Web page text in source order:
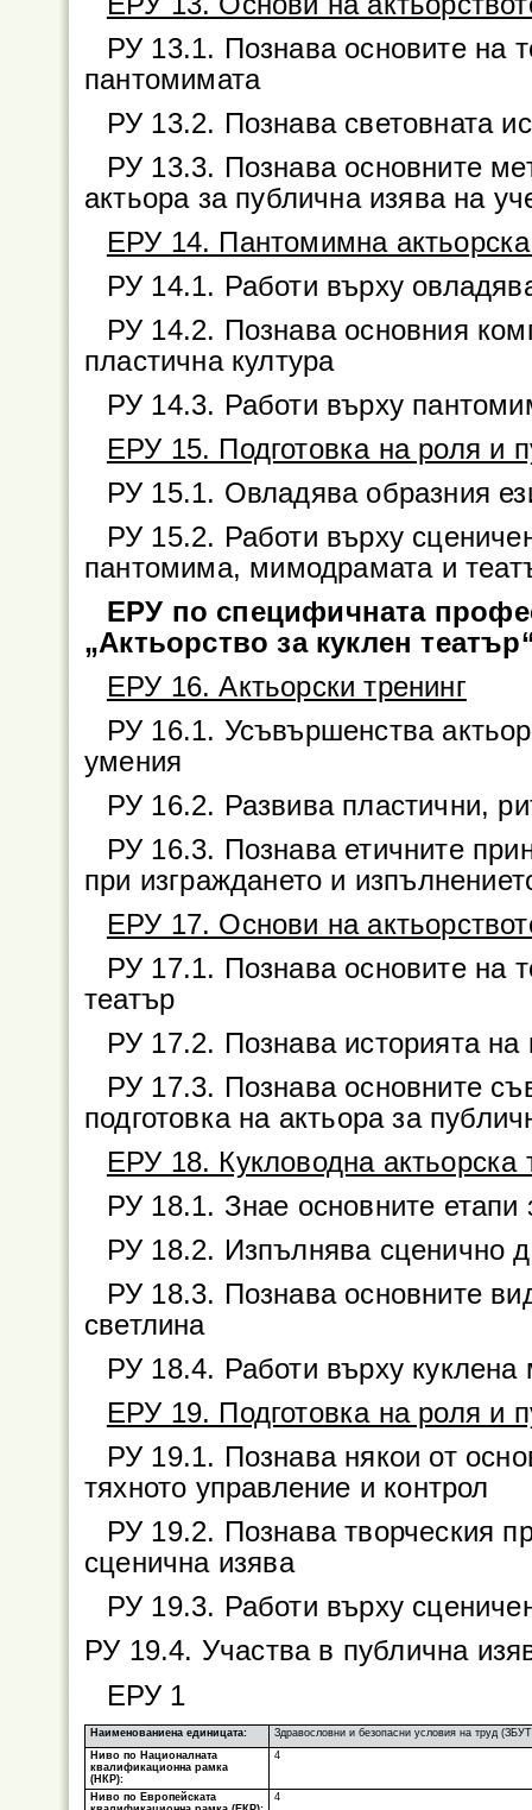
РУ 13.1. Познава основите на
пантомимата
РУ 13.2. Познава световната
РУ 13.3. Познава основните
актьора за публична изява на
ЕРУ 14. Пантомимна актьорска
РУ 14.1. Работи върху
РУ 14.2. Познава основния
пластична култура
РУ 14.3. Работи върху
ЕРУ 15. Подготовка на роля и
РУ 15.1. Овладява образния
РУ 15.2. Работи върху
пантомима, мимодрамата и
ЕРУ по специфичната
„Актьорство за куклен
ЕРУ 16. Актьорски тренинг
РУ 16.1. Усъвършенства
умения
РУ 16.2. Развива пластични,
РУ 16.3. Познава етичните
при изграждането и
ЕРУ 17. Основи на
РУ 17.1. Познава основите на
театър
РУ 17.2. Познава историята на
РУ 17.3. Познава основните
подготовка на актьора за
ЕРУ 18. Кукловодна актьорска
РУ 18.1. Знае основните
РУ 18.2. Изпълнява сценично
РУ 18.3. Познава основните
светлина
РУ 18.4. Работи върху
ЕРУ 19. Подготовка на роля и
РУ 19.1. Познава някои от
тяхното управление и контрол
РУ 19.2. Познава творческия
сценична изява
РУ 19.3. Работи върху
РУ 19.4. Участва в публична
ЕРУ 1
Наименованиена единицата:
Здравословни и безопасни условия на труд
Ниво по Националната
квалификационна рамка
(НКР):
4
Ниво по Европейската
4